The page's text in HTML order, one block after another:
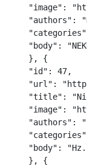
"image" : "
"authors" : "
"categories"
"body" : "
},
{
"id " : 47,
"url " : "
"title" : "
"image" : "
"authors" : "
"categories"
"body" : "
},
{